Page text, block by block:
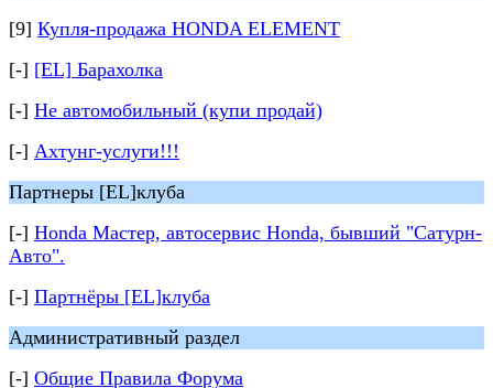
[9] Купля-продажа HONDA ELEMENT
[-] [EL] Барахолка
[-] Не автомобильный (купи продай)
[-] Ахтунг-услуги!!!
Партнеры [EL]клуба
[-] Honda Мастер, автосервис Honda, бывший "Сатурн-
Авто".
[-] Партнёры [EL]клуба
Административный раздел
[-] Общие Правила Форума